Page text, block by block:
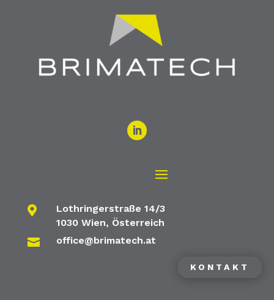

Lothringerstraße 14/3
1030 Wien, Österreich
 office@brimatech.at
KONTAKT